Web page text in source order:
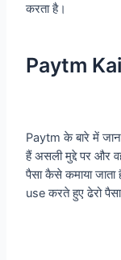
करता है।
Paytm
Paytm के बारे में
हैं असली मुद्दे पर और
पैसा कैसे कमाया
use करते हुए ढेरो